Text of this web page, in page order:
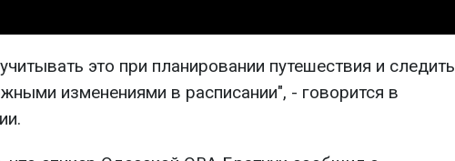
это при планировании путешествия и следить
изменениями в расписании", - говорится в